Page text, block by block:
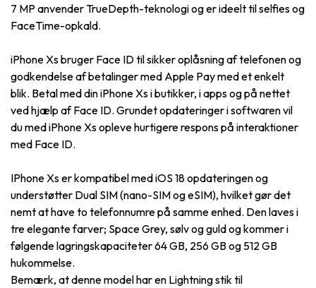
7 MP anvender TrueDepth-teknologi og er ideelt til selfies og
FaceTime-opkald.
iPhone Xs bruger Face ID til sikker oplåsning af telefonen og
godkendelse af betalinger med Apple Pay med et enkelt
blik. Betal med din iPhone Xs i butikker, i apps og på nettet
ved hjælp af Face ID. Grundet opdateringer i softwaren vil
du med iPhone Xs opleve hurtigere respons på interaktioner
med Face ID.
IPhone Xs er kompatibel med iOS 18 opdateringen og
understøtter Dual SIM (nano-SIM og eSIM), hvilket gør det
nemt at have to telefonnumre på samme enhed. Den laves i
tre elegante farver; Space Grey, sølv og guld og kommer i
følgende lagringskapaciteter 64 GB, 256 GB og 512 GB
hukommelse.
Bemærk, at denne model har en Lightning stik til